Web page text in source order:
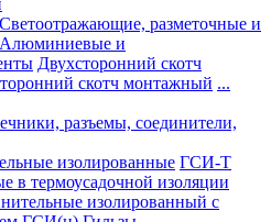
Светоотражающие, разметочные и
Алюминиевые и
Двухсторонний скотч
скотч монтажный ...
разъемы, соединители,
изолированные ГСИ-Т
в термоусадочной изоляции
изолированный с